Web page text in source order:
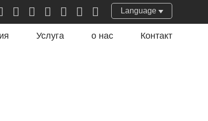
Language
Услуга о нас Контакт